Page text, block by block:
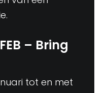
– Bring
tot en met